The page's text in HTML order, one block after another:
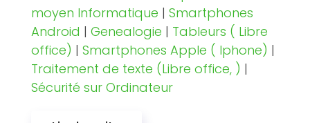
moyen Informatique | Smartphones
Android | Genealogie | Tableurs ( Libre
office) | Smartphones Apple ( Iphone) |
Traitement de texte (Libre office, ) |
Sécurité sur Ordinateur